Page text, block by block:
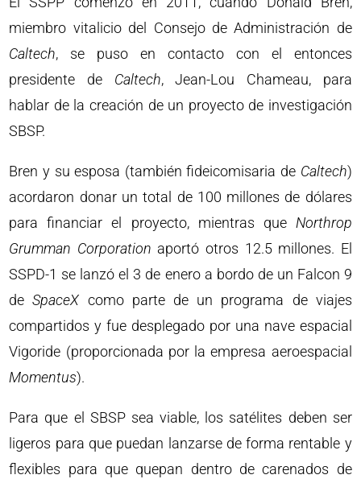
miembro vitalicio del Consejo de Administración de
Caltech, se puso en contacto con el entonces
presidente de Caltech, Jean-Lou Chameau, para
hablar de la creación de un proyecto de investigación
SBSP.
Bren y su esposa (también fideicomisaria de Caltech)
acordaron donar un total de 100 millones de dólares
para financiar el proyecto, mientras que Northrop
Grumman Corporation aportó otros 12.5 millones. El
SSPD-1 se lanzó el 3 de enero a bordo de un Falcon 9
deSpaceX como parte de un programa de viajes
compartidos y fue desplegado por una nave espacial
Vigoride (proporcionada por la empresa aeroespacial
Momentus).
Para que el SBSP sea viable, los satélites deben ser
ligeros para que puedan lanzarse de forma rentable y
flexibles para que quepan dentro de carenados de